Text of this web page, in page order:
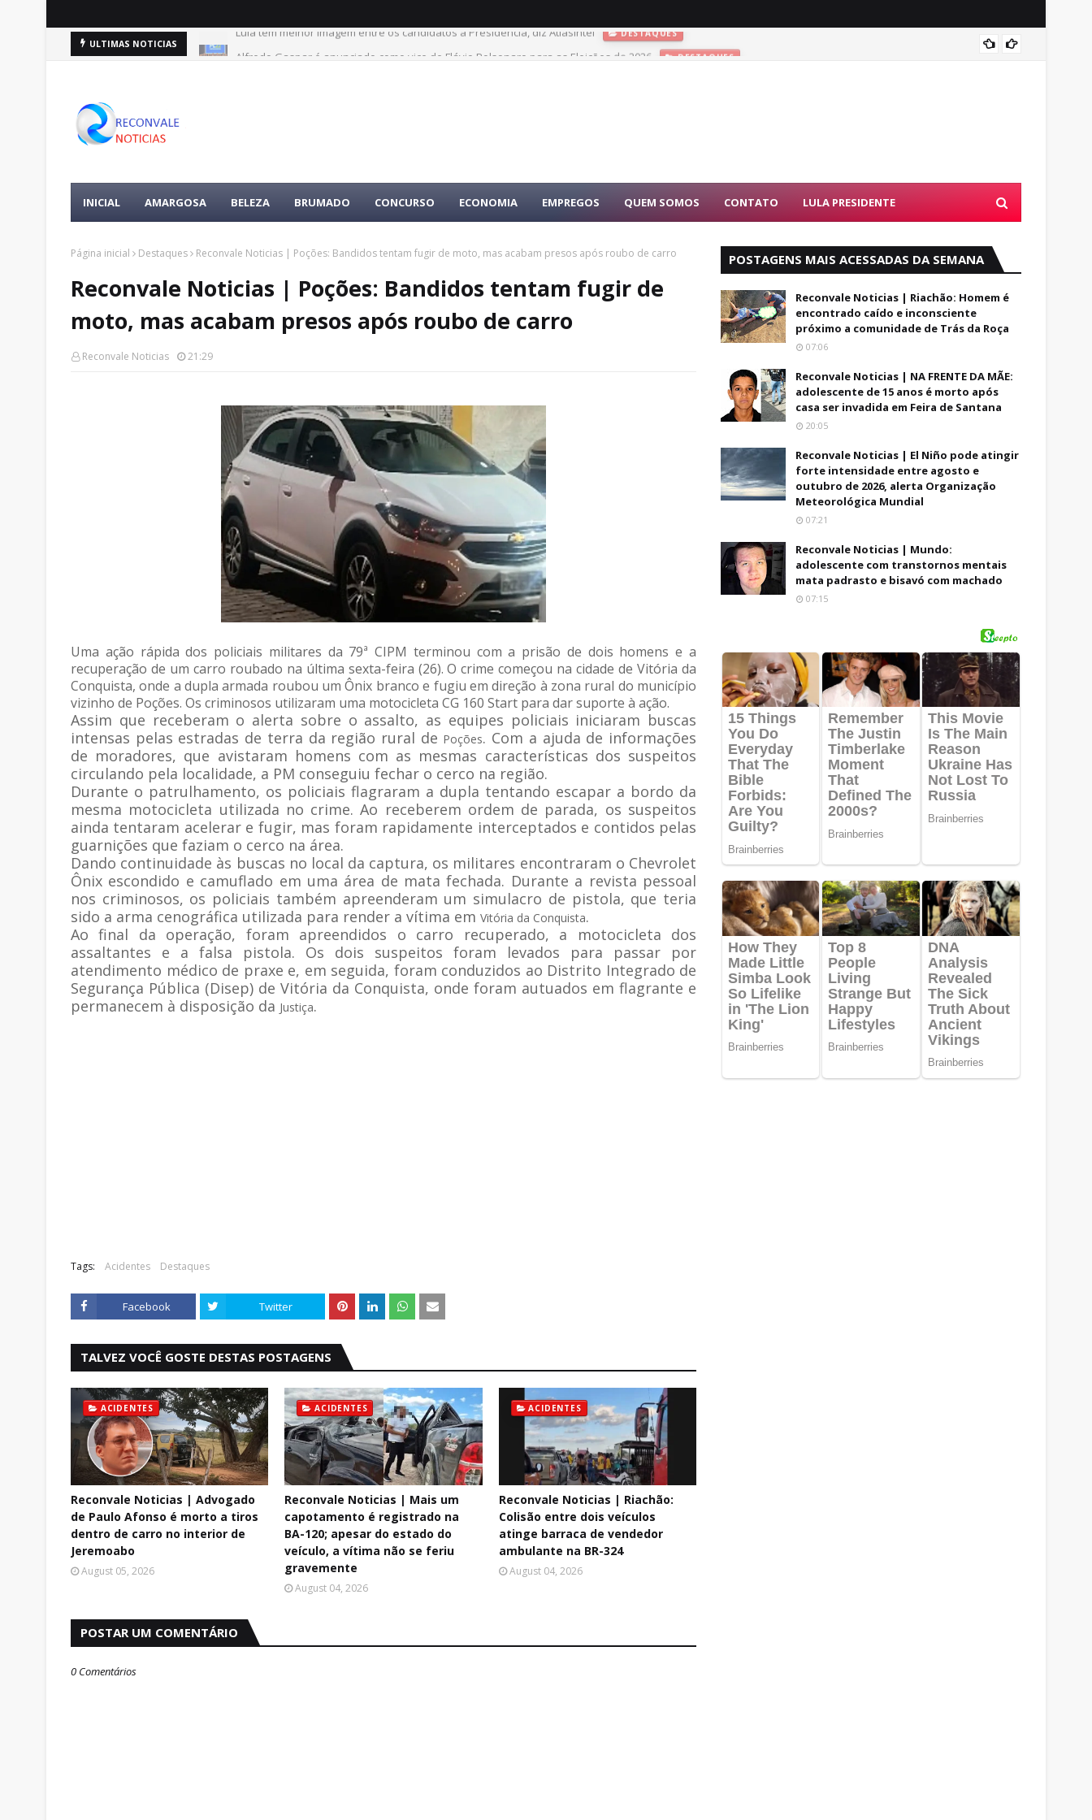
ULTIMAS NOTICIAS Alfredo Gaspar é anunciado como vice de Flávio Bolsonaro para as Eleições de 2026 DESTAQUES
INICIAL AMARGOSA BELEZA BRUMADO CONCURSO ECONOMIA EMPREGOS QUEM SOMOS CONTATO LULA PRESIDENTE
Página inicial Destaques Reconvale Noticias | Poções: Bandidos tentam fugir de moto, mas acabam presos após roubo de carro
Reconvale Noticias | Poções: Bandidos tentam fugir de
moto, mas acabam presos após roubo de carro
Reconvale Noticias 21:29
Uma ação rápida dos policiais militares da 79ª CIPM terminou com a prisão de dois homens e a
recuperação de um carro roubado na última sexta-feira (26). O crime começou na cidade de Vitória da
Conquista, onde a dupla armada roubou um Ônix branco e fugiu em direção à zona rural do município
vizinho de Poções. Os criminosos utilizaram uma motocicleta CG 160 Start para dar suporte à ação.
Assim que receberam o alerta sobre o assalto, as equipes policiais iniciaram buscas
intensas pelas estradas de terra da região rural de Poções. Com a ajuda de informações
de moradores, que avistaram homens com as mesmas características dos suspeitos
circulando pela localidade, a PM conseguiu fechar o cerco na região.
Durante o patrulhamento, os policiais flagraram a dupla tentando escapar a bordo da
mesma motocicleta utilizada no crime. Ao receberem ordem de parada, os suspeitos
ainda tentaram acelerar e fugir, mas foram rapidamente interceptados e contidos pelas
guarnições que faziam o cerco na área.
Dando continuidade às buscas no local da captura, os militares encontraram o Chevrolet
Ônix escondido e camuflado em uma área de mata fechada. Durante a revista pessoal
nos criminosos, os policiais também apreenderam um simulacro de pistola, que teria
sido a arma cenográfica utilizada para render a vítima em Vitória da Conquista.
Ao final da operação, foram apreendidos o carro recuperado, a motocicleta dos
assaltantes e a falsa pistola. Os dois suspeitos foram levados para passar por
atendimento médico de praxe e, em seguida, foram conduzidos ao Distrito Integrado de
Segurança Pública (Disep) de Vitória da Conquista, onde foram autuados em flagrante e
permanecem à disposição da Justiça.
Tags: Acidentes Destaques
Facebook Twitter
TALVEZ VOCÊ GOSTE DESTAS POSTAGENS
ACIDENTES
Reconvale Noticias | Advogado
de Paulo Afonso é morto a tiros
dentro de carro no interior de
Jeremoabo
August 05, 2026
ACIDENTES
Reconvale Noticias | Mais um
capotamento é registrado na
BA-120; apesar do estado do
veículo, a vítima não se feriu
gravemente
August 04, 2026
ACIDENTES
Reconvale Noticias | Riachão:
Colisão entre dois veículos
atinge barraca de vendedor
ambulante na BR-324
August 04, 2026
POSTAR UM COMENTÁRIO
0 Comentários
POSTAGENS MAIS ACESSADAS DA SEMANA
Reconvale Noticias | Riachão: Homem é
encontrado caído e inconsciente
próximo a comunidade de Trás da Roça
07:06
Reconvale Noticias | NA FRENTE DA MÃE:
adolescente de 15 anos é morto após
casa ser invadida em Feira de Santana
20:05
Reconvale Noticias | El Niño pode atingir
forte intensidade entre agosto e
outubro de 2026, alerta Organização
Meteorológica Mundial
07:21
Reconvale Noticias | Mundo:
adolescente com transtornos mentais
mata padrasto e bisavó com machado
07:15